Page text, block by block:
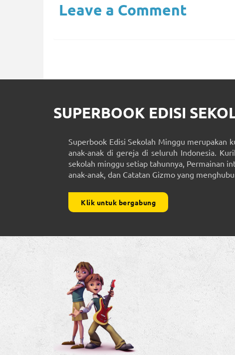
Leave a Comment
SUPERBOOK EDISI
Superbook Edisi Sekolah Minggu merupakan
anak-anak di gereja di seluruh Indonesia.
sekolah minggu setiap tahunnya, Permainan
anak-anak, dan Catatan Gizmo yang
Klik untuk bergabung